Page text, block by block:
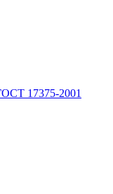
17375-2001